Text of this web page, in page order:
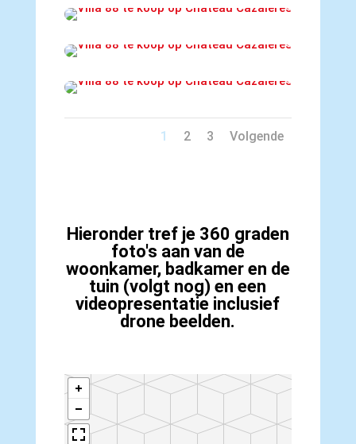
1 2 3 Volgende
Hieronder tref je 360 graden
foto's aan van de
woonkamer, badkamer en de
tuin (volgt nog) en een
videopresentatie inclusief
drone beelden.